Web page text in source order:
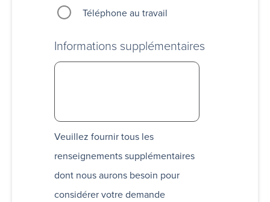
Téléphone au travail
Informations supplémentaires
Veuillez fournir tous les
renseignements supplémentaires
dont nous aurons besoin pour
considérer votre demande